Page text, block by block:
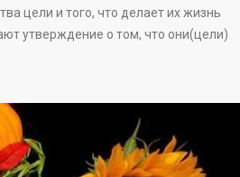
цели и того, что делает их жизнь
утверждение о том, что они(цели)